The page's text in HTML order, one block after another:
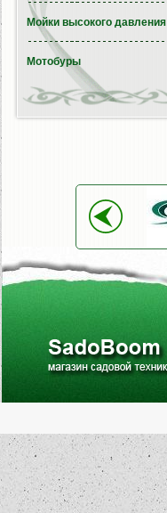
Мойки высокого давления
Мотобуры